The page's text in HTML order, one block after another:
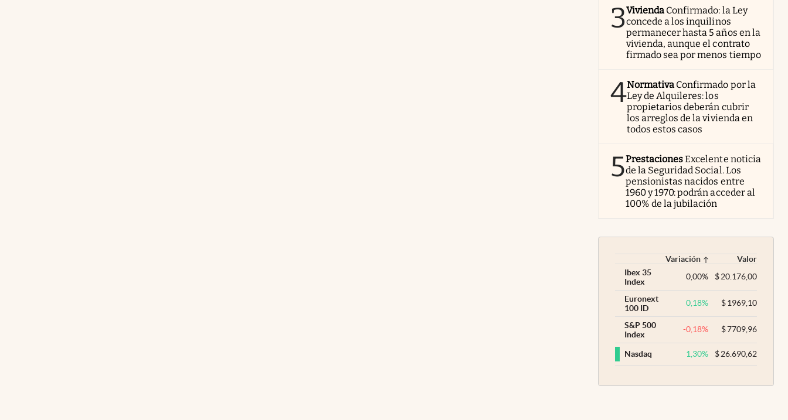
3Vivienda Confirmado: la Ley
concede a los inquilinos
permanecer hasta 5 años en la
vivienda, aunque el contrato
firmado sea por menos tiempo
4Normativa Confirmado por la
Ley de Alquileres: los
propietarios deberán cubrir
los arreglos de la vivienda en
todos estos casos
5PrestacionesExcelente noticia
de la Seguridad Social. Los
pensionistas nacidos entre
1960 y 1970: podrán acceder al
100% de la jubilación
Variación
Valor
Ibex 35
Index
0,00% $20.176,00
Euronext
100 ID
0,18% $1969,10
S&P 500
Index
-0,18% $7709,96
Nasdaq 1,30% $26.690,62